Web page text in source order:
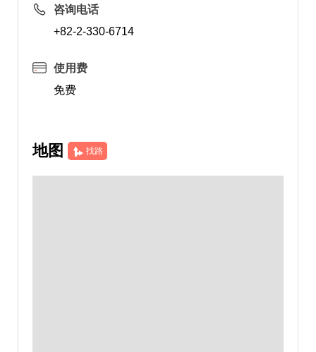
咨询电话
+82-2-330-6714
使用费
免费
地图 找路